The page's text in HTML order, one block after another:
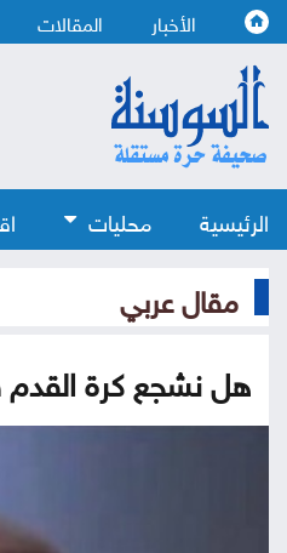
الأخبار المقالات
الرئيسية محليات
مقال عربي
هل نشجع كرة القدم